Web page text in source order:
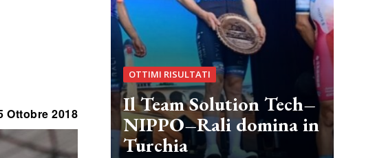
Ottobre 2018
OTTIMI RISULTATI
Il Team Solution Tech–
NIPPO–Rali domina in
Turchia